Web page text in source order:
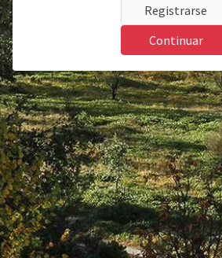
Registrarse
Continuar